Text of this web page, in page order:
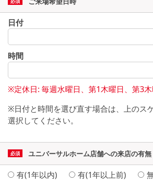
日付
時間
※定休日: 毎週水曜日、第1木曜日、第3
※日付と時間を選び直す場合は、上のス
選択してください。
ユニバーサルホーム店舗への来店の有無
有(1年以内) 有(1年以上前)